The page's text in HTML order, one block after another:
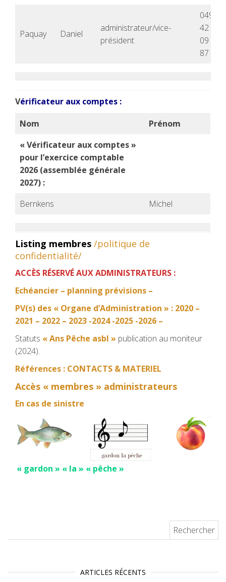
Paquay Daniel
administrateur/vice-
président
0498
42
09
87
Vérificateur aux comptes :
Nom
Prénom
« Vérificateur aux comptes »
pour l’exercice comptable
2026 (assemblée générale
2027) :
Bernkens
Michel
Listing membres /politique de
confidentialité/
ACCÈS RÉSERVÉ AUX ADMINISTRATEURS :
Echéancier – planning prévisions –
PV(s) des « Organe d’Administration » : 2020 –
2021 – 2022 – 2023 -2024 -2025 -2026 –
Statuts « Ans Pêche asbl » publication au moniteur
(2024).
Références : CONTACTS & MATERIEL
Accès « membres » administrateurs
En cas de sinistre
« gardon » « la » « pêche »
ARTICLES RÉCENTS